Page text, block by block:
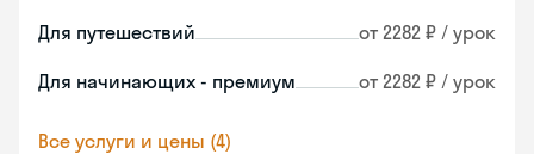
Для путешествий от 2282 ₽ / урок
Для начинающих - премиум от 2282 ₽ / урок
Все услуги и цены (4)